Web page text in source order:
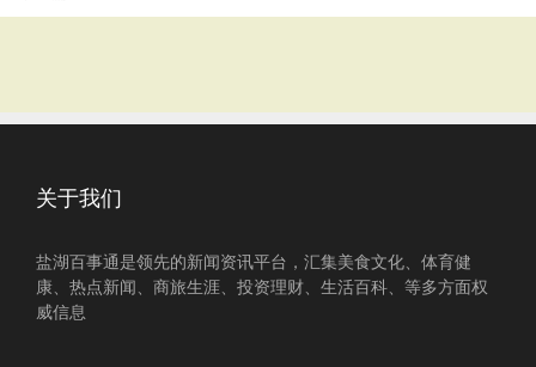
关于我们
盐湖百事通是领先的新闻资讯平台，汇集美食文化、体育健
康、热点新闻、商旅生涯、投资理财、生活百科、等多方面权
威信息